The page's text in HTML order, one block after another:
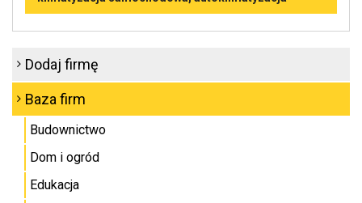
Dodaj firmę
Baza firm
Budownictwo
Dom i ogród
Edukacja